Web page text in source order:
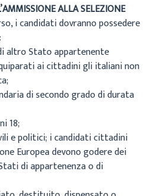
ALLA SELEZIONE
i candidati dovranno possedere
altro Stato appartenente
ai cittadini gli italiani non
di secondo grado di durata
18;
e politici; i candidati cittadini
Europeadevonogodere dei
di appartenenza o di